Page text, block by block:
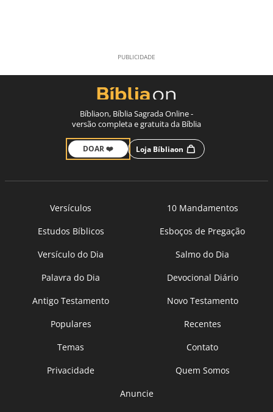
Bíbliaon, Bíblia Sagrada Online -
versão completa e gratuita da Bíblia
DOAR ❤️ Loja Bíbliaon
Versículos
10 Mandamentos
Estudos Bíblicos
Esboços de Pregação
Versículo do Dia
Salmo do Dia
Palavra do Dia
Devocional Diário
Antigo Testamento
Novo Testamento
Populares
Recentes
Temas
Contato
Privacidade
Quem Somos
Anuncie